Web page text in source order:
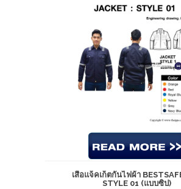
เสื้อแจ็คเก็ตกันไฟผ้า
STYLE 01 (แบบซิป)